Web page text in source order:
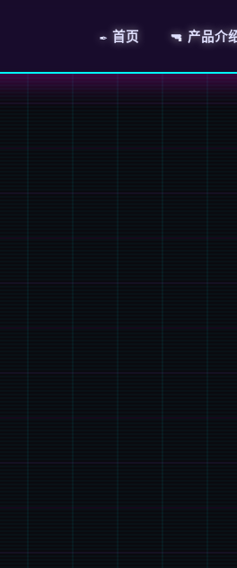
✒️ 首页 🔫 产品介